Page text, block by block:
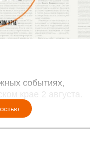
событиях,
крае 2 августа.